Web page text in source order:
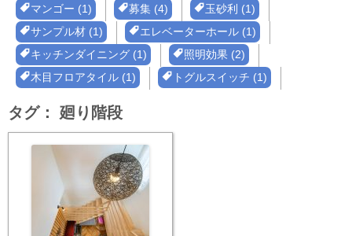
マンゴー (1)
募集 (4)
玉砂利 (1)
サンプル材 (1)
エレベーターホール (1)
キッチンダイニング (1)
照明効果 (2)
木目フロアタイル (1)
トグルスイッチ (1)
タグ： 廻り階段